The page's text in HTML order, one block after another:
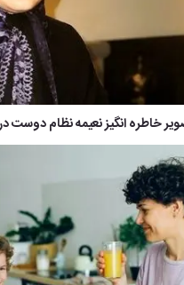
خاطره انگیز نعیمه نظام